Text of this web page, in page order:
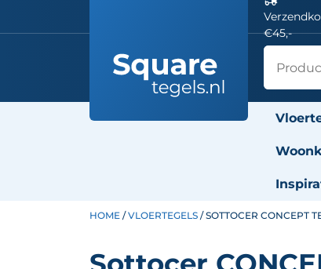
€45,-
HOME /VLOERTEGELS / SOTTOCER CONCEPT